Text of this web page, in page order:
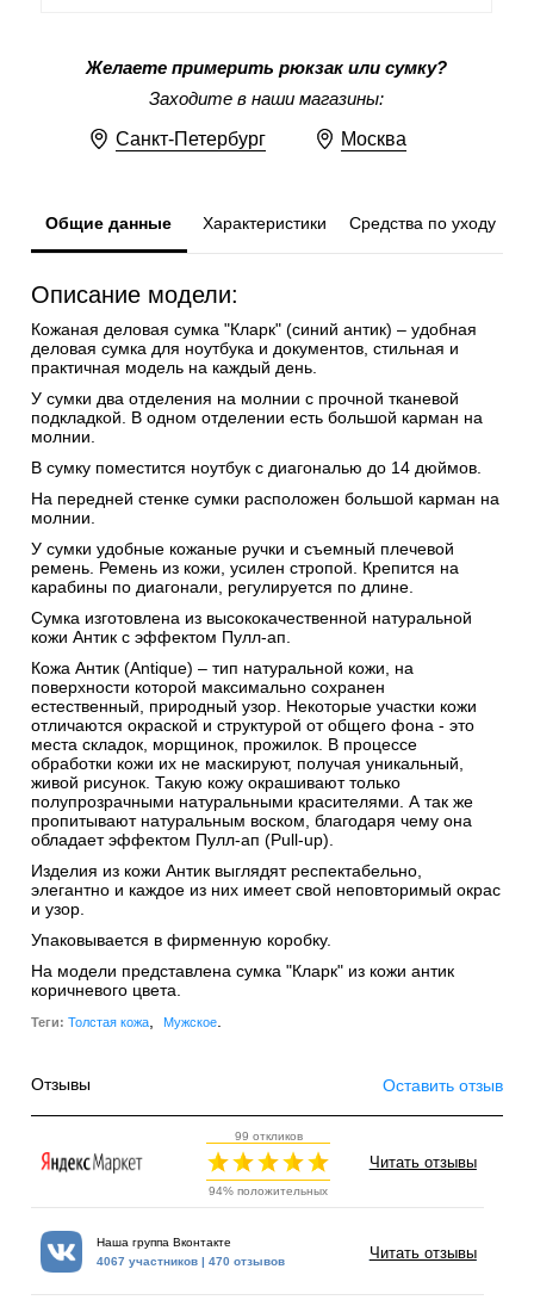
Желаете примерить рюкзак или сумку?
Заходите в наши магазины:
Санкт-Петербург Москва
Общие данные Характеристики Средства по уходу
Описание модели:
Кожаная деловая сумка "Кларк" (синий антик) – удобная
деловая сумка для ноутбука и документов, стильная и
практичная модель на каждый день.
У сумки два отделения на молнии с прочной тканевой
подкладкой. В одном отделении есть большой карман на
молнии.
В сумку поместится ноутбук с диагональю до 14 дюймов.
На передней стенке сумки расположен большой карман на
молнии.
У сумки удобные кожаные ручки и съемный плечевой
ремень. Ремень из кожи, усилен стропой. Крепится на
карабины по диагонали, регулируется по длине.
Сумка изготовлена из высококачественной натуральной
кожи Антик c эффектом Пулл-ап.
Кожа Антик (Antique) – тип натуральной кожи, на
поверхности которой максимально сохранен
естественный, природный узор. Некоторые участки кожи
отличаются окраской и структурой от общего фона - это
места складок, морщинок, прожилок. В процессе
обработки кожи их не маскируют, получая уникальный,
живой рисунок. Такую кожу окрашивают только
полупрозрачными натуральными красителями. А так же
пропитывают натуральным воском, благодаря чему она
обладает эффектом Пулл-ап (Pull-up).
Изделия из кожи Антик выглядят респектабельно,
элегантно и каждое из них имеет свой неповторимый окрас
и узор.
Упаковывается в фирменную коробку.
На модели представлена сумка "Кларк" из кожи антик
коричневого цвета.
Теги: Толстая кожа Мужское.
Отзывы Оставить отзыв
99 откликов
94% положительных
Читать отзывы
Наша группа Вконтакте
4067 участников | 470 отзывов
Читать отзывы